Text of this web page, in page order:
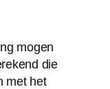
mogen
die
met het